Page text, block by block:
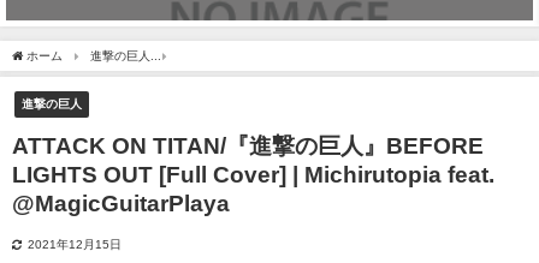
ホーム 進撃の巨人
進撃の巨人
ATTACK ON TITAN/『進撃の巨人』BEFORE
LIGHTS OUT [Full Cover] | Michirutopia feat.
@MagicGuitarPlaya
2021年12月15日